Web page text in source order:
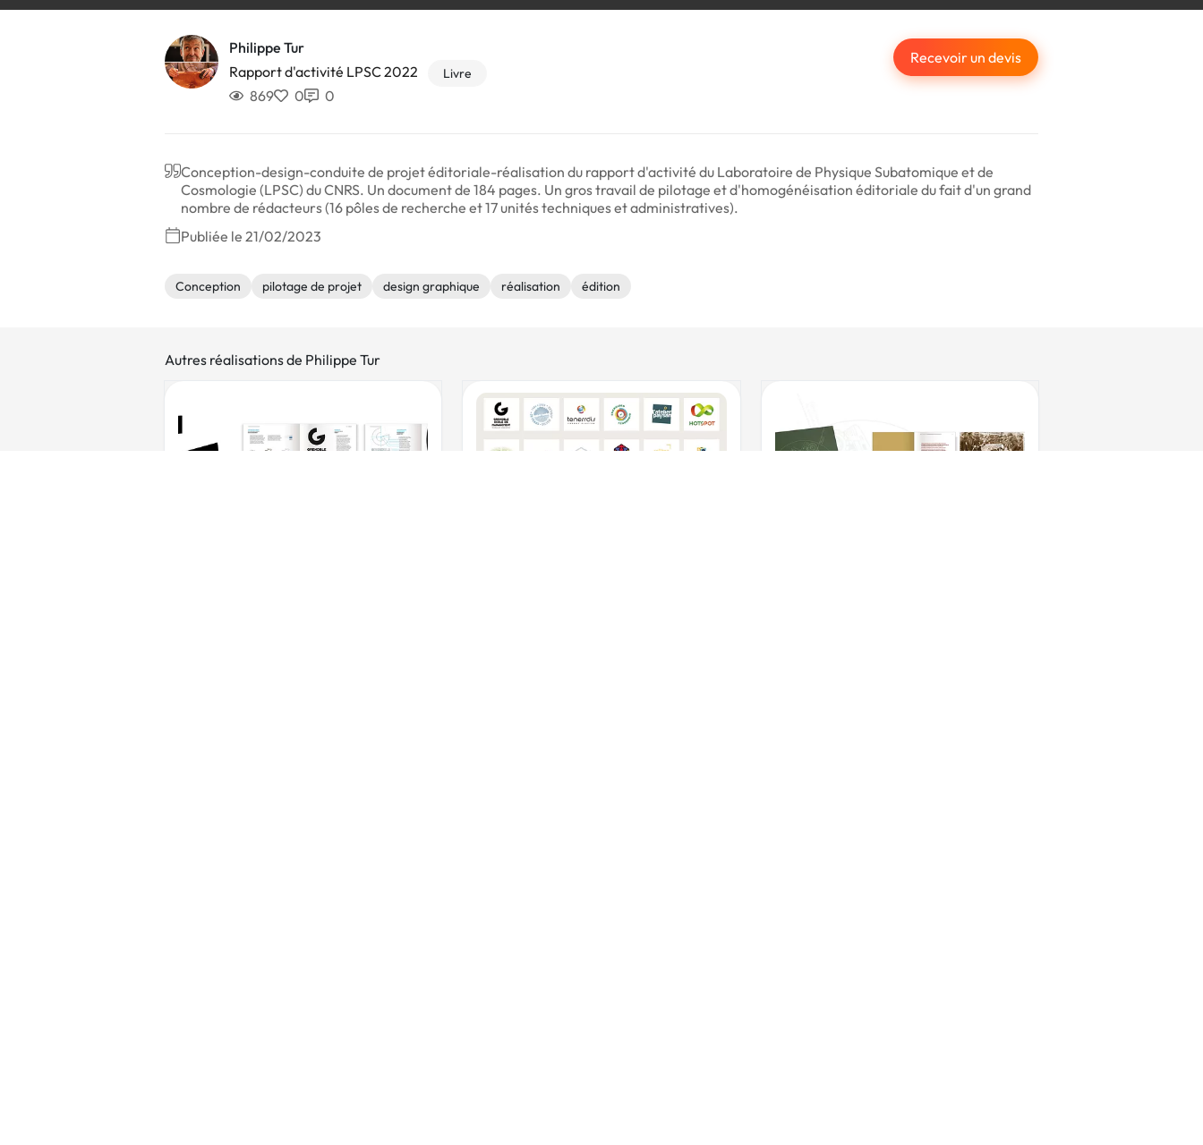
Philippe Tur
Rapport d'activité LPSC 2022
Livre
869 0 0
Recevoir un devis
Conception-design-conduite de projet éditoriale-réalisation du rapport d'activité du Laboratoire de Physique Subatomique et de
Cosmologie (LPSC) du CNRS. Un document de 184 pages. Un gros travail de pilotage et d'homogénéisation éditoriale du fait d'un grand
nombre de rédacteurs (16 pôles de recherche et 17 unités techniques et administratives).
Publiée le 21/02/2023
Conception pilotage de projet design graphique réalisation édition
Autres réalisations de Philippe Tur